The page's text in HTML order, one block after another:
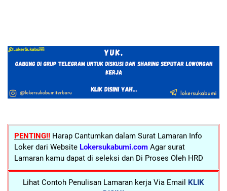
PENTING!! Harap Cantumkan dalam Surat Lamaran Info
Loker dari Website Lokersukabumi.com Agar surat
Lamaran kamu dapat di seleksi dan Di Proses Oleh HRD
Lihat Contoh Penulisan Lamaran kerja Via Email KLIK